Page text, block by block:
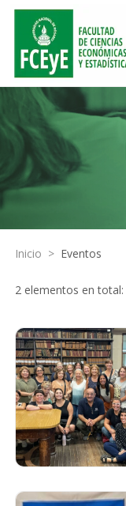
Inicio > Eventos
2 elementos en total: